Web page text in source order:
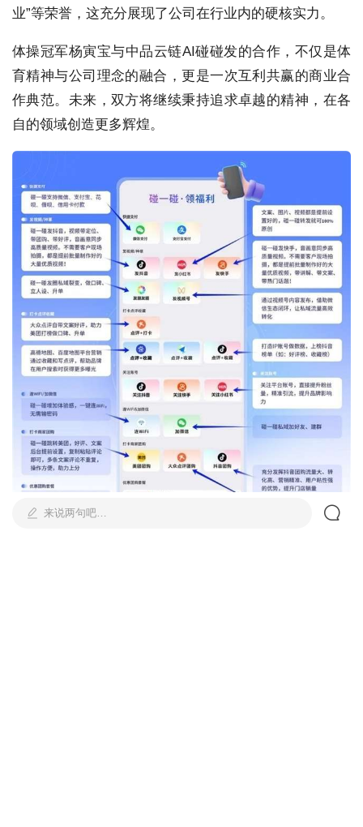
业”等荣誉，这充分展现了公司在行业内的硬核实力。
体操冠军杨寅宝与中品云链AI碰碰发的合作，不仅是体
育精神与公司理念的融合，更是一次互利共赢的商业合
作典范。未来，双方将继续秉持追求卓越的精神，在各
自的领域创造更多辉煌。
来说两句吧…